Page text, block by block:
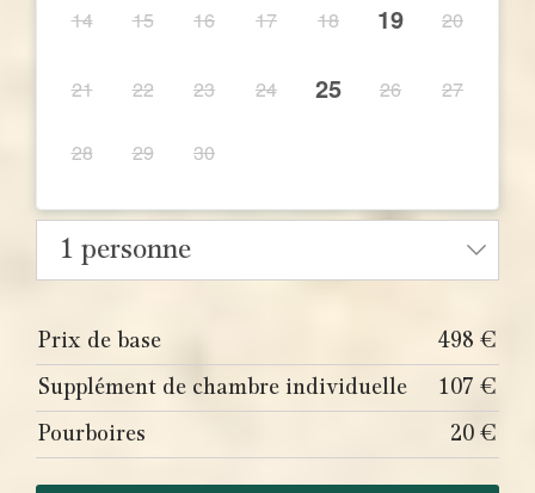
14 15 16 17 18 19 20
21 22 23 24 25 26 27
28 29 30
1 personne
Prix de base 498 €
Supplément de chambre individuelle
107 €
Pourboires
20 €